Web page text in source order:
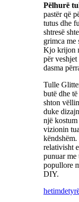
Pëlhurë
pastër që
tutus dhe
shtresë
grimca me
Kjo krijon
për
dasma
Tulle
butë dhe
shton
duke
një
vizionin
këndshëm.
relativisht
punuar me
popullore
DIY.
hetim